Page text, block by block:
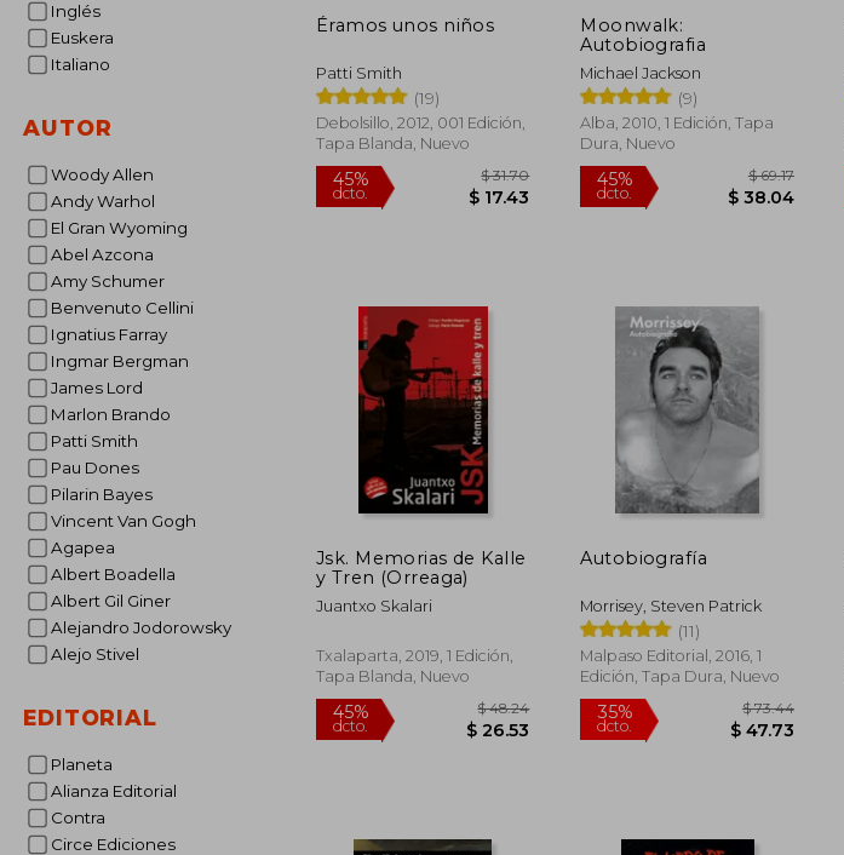
Inglés
Euskera
Italiano
AUTOR
Woody Allen
Andy Warhol
El Gran Wyoming
Abel Azcona
Amy Schumer
Benvenuto Cellini
Ignatius Farray
Ingmar Bergman
James Lord
Marlon Brando
Patti Smith
Pau Dones
Pilarin Bayes
Vincent Van Gogh
Agapea
Albert Boadella
Albert Gil Giner
Alejandro Jodorowsky
Alejo Stivel
EDITORIAL
Planeta
Alianza Editorial
Contra
Circe Ediciones
Éramos unos niños
Patti Smith
(19)
Debolsillo, 2012, 001 Edición,
Tapa Blanda, Nuevo
dcto.
Moonwalk:
Autobiografia
Michael Jackson
(9)
Alba, 2010, 1 Edición, Tapa
Dura, Nuevo
dcto.
Jsk. Memorias de Kalle
y Tren (Orreaga)
Juantxo Skalari
Txalaparta, 2019, 1 Edición,
Tapa Blanda, Nuevo
Autobiografía
Morrisey, Steven Patrick
(11)
Malpaso Editorial, 2016, 1
Edición, Tapa Dura, Nuevo